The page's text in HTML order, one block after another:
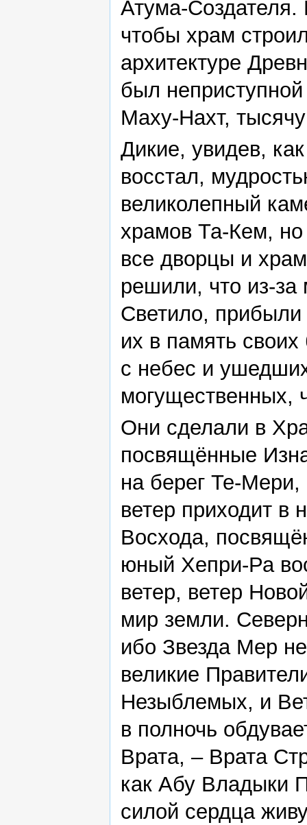
Атума-
чтобы храм
архитектуре
был
Маху-Нахт,
Дикие, увидев,
восстал,
великолепный
храмов Та-Кем,
все дворцы и
решили, что из-за
Светило,
их в память
с небес и
могущественных,
Они сделали в
посвящённые
на берег Те-Мери,
ветер приходит в
Восхода,
юный Хепри-Ра
ветер, ветер
мир земли.
ибо Звезда Мер
великие
Незыблемых, и
в полночь
Врата, – Врата
как Абу Владыки
силой сердца